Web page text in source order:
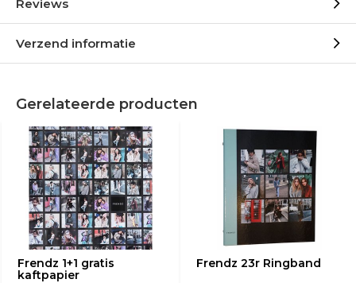
Reviews
Verzend informatie
Gerelateerde producten
Frendz 1+1 gratis
kaftpapier
Frendz 23r Ringband